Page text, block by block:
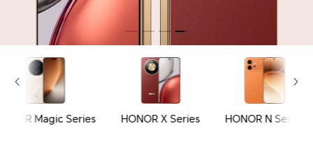
Magic Series HONOR X Series HONOR N Series